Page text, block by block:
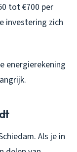
tot €700 per
investering zich
energierekening
Als je in